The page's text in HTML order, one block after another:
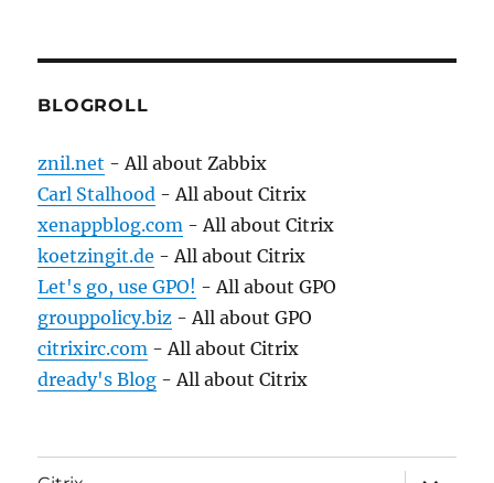
BLOGROLL
znil.net - All about Zabbix
Carl Stalhood - All about Citrix
xenappblog.com - All about Citrix
koetzingit.de - All about Citrix
Let's go, use GPO! - All about GPO
grouppolicy.biz - All about GPO
citrixirc.com - All about Citrix
dready's Blog - All about Citrix
expand